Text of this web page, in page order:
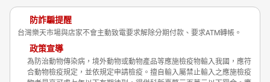
防詐騙提醒
台灣樂天市場與店家不會主動致電要求解除分期付款、要求ATM轉帳。
政策宣導
為防治動物傳染病，境外動物或動物產品等應施檢疫物輸入我國，應符
合動物檢疫規定，並依規定申請檢疫。擅自輸入屬禁止輸入之應施檢疫